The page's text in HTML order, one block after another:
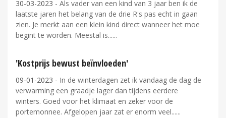
30-03-2023 - Als vader van een kind van 3 jaar ben ik de
laatste jaren het belang van de drie R's pas echt in gaan
zien. Je merkt aan een klein kind direct wanneer het moe
begint te worden. Meestal is...
'Kostprijs bewust beïnvloeden'
09-01-2023 - In de winterdagen zet ik vandaag de dag de
verwarming een graadje lager dan tijdens eerdere
winters. Goed voor het klimaat en zeker voor de
portemonnee. Afgelopen jaar zat er enorm veel...